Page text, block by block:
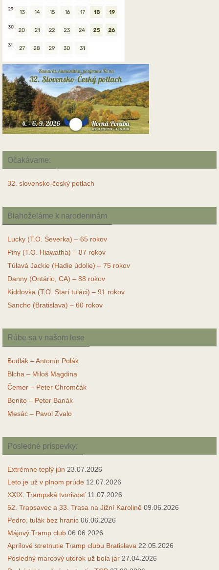
Očakávame:
32. slovensko-český potlach
Blahoželáme k narodeninám
Lucky (T.O. Severka) – 65 rokov
Piny (T.O. Hiawatha) – 87 rokov
Túlavá Jackie (Hadie údolie) – 75 rokov
Danny (Ontário, CA) – 88 rokov
Kiddovka (T.O. Starí tuláci) – 91 rokov
Sancho (Bratislava) – 60 rokov
Rúbe sa v našom lese
Bodlák – Antonín Polák
Blcha – Miloš Magdina
Čemer – Peter Chromčák
Benito – Peter Banák
Mesác – Pavol Zvalo
Posledné príspevky:
Extrémne teplý jún 23.07.2026
Leto je už v plnom prúde 12.07.2026
XXIX. Trampská tvorivosť 11.07.2026
52. Trapsavec a 33. Trasa na Jižní Karolině 09.06.2026
Pedro, tulák bez hranic 06.06.2026
Májový Tramp club 06.06.2026
Aprílové stretnutie Tramp clubu Bratislava 22.05.2026
Posledný marcový utorok už bola jar 27.04.2026